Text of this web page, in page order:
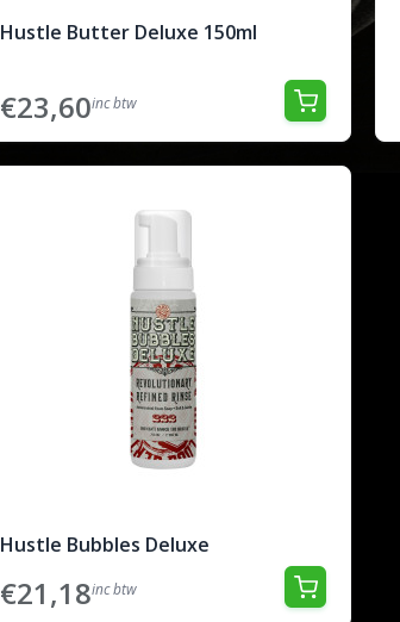
Hustle Butter Deluxe 150ml
€23,60inc btw
Hustle Bubbles Deluxe
€21,18inc btw